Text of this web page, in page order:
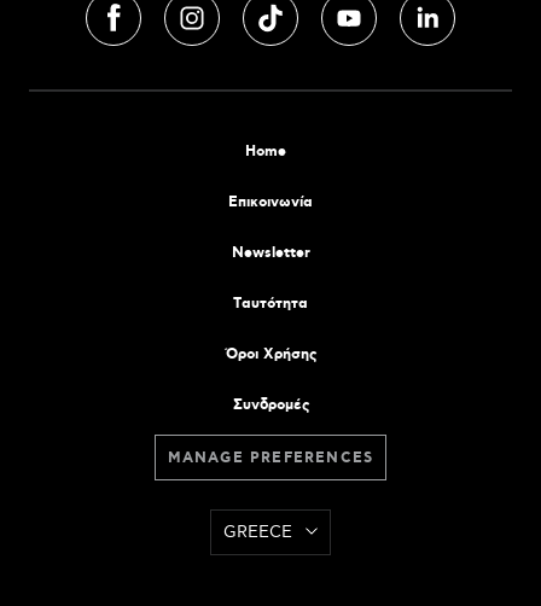
Home
Επικοινωνία
Newsletter
Tαυτότητα
Όροι Χρήσης
Συνδρομές
MANAGE PREFERENCES
GREECE